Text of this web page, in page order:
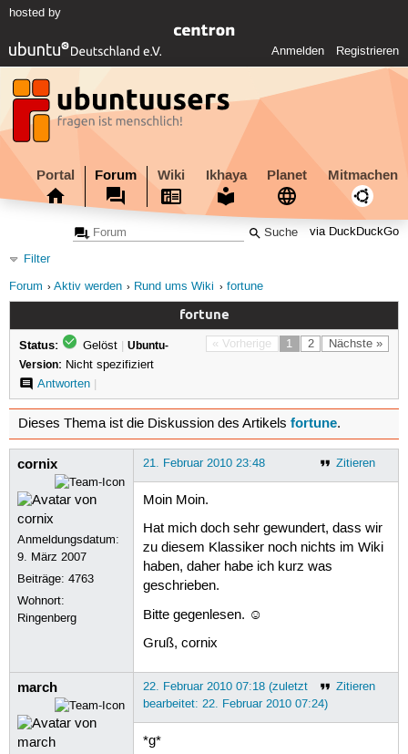
hosted by
Anmelden Registrieren
Portal Forum Wiki Ikhaya Planet Mitmachen
via DuckDuckGo
Filter
Forum
Aktiv werden Rund ums Wiki fortune
fortune
« Vorherige 1 2 Nächste »
Status: Gelöst | Ubuntu-
Version: Nicht spezifiziert
Antworten|
Dieses Thema ist die Diskussion des Artikels fortune.
cornix
Anmeldungsdatum:
9. März 2007
Beiträge:4763
Wohnort:
Ringenberg
Zitieren
21. Februar 2010 23:48
Moin Moin.
Hat mich doch sehr gewundert, dass wir
zu diesem Klassiker noch nichts im Wiki
haben, daher habe ich kurz was
geschrieben.
Bitte gegenlesen. ☺
Gruß, cornix
march Zitieren
22. Februar 2010 07:18 (zuletzt
bearbeitet: 22. Februar 2010 07:24)
*g*